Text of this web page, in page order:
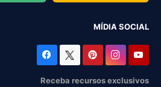
MÍDIA SOCIAL
Receba recursos exclusivos